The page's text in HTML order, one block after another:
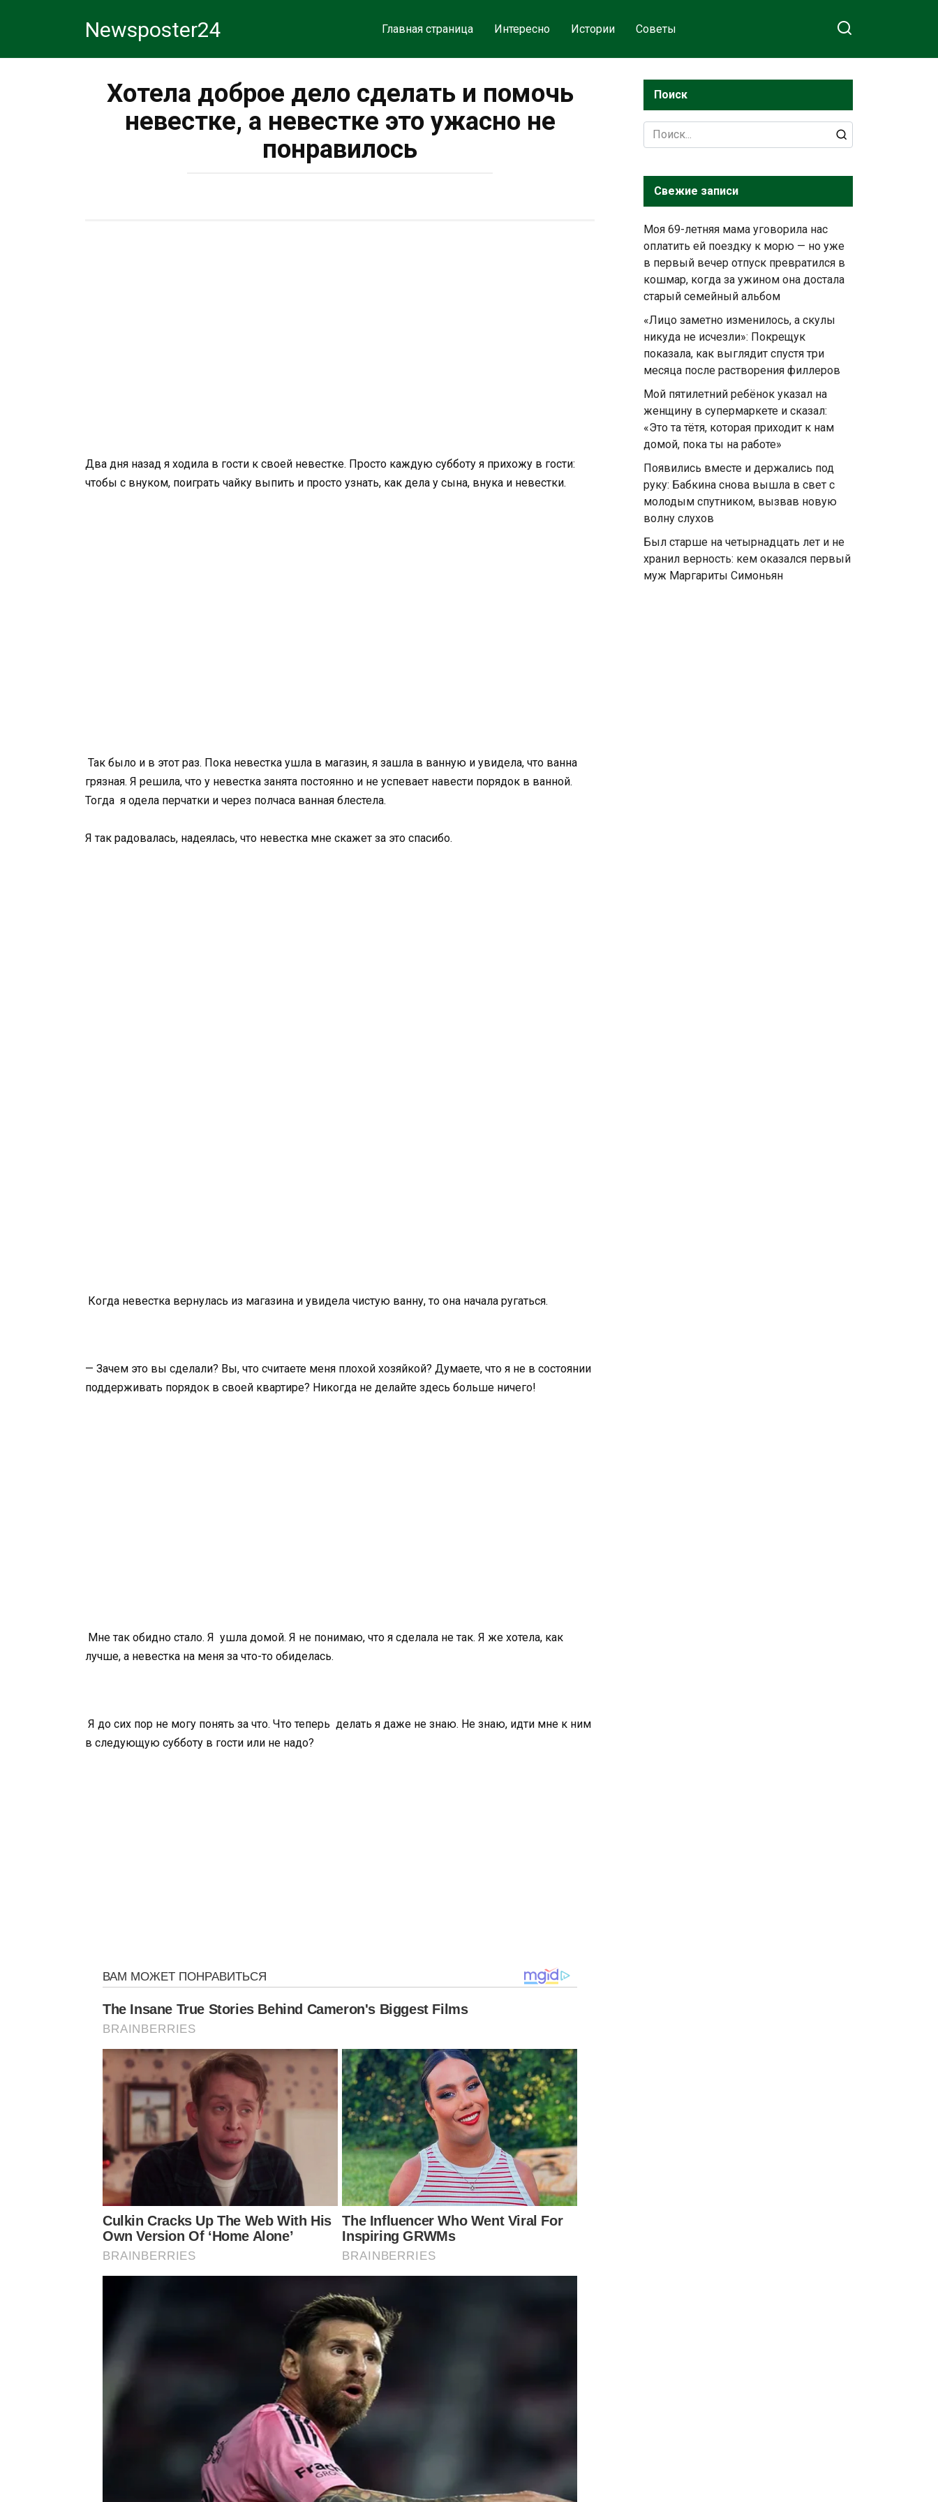
Newsposter24 Главная страница Интересно Истории Советы
Хотела доброе дело сделать и помочь
невестке, а невестке это ужасно не
понравилось
Два дня назад я ходила в гости к своей невестке. Просто каждую субботу я прихожу в гости:
чтобы с внуком, поиграть чайку выпить и просто узнать, как дела у сына, внука и невестки.
Так было и в этот раз. Пока невестка ушла в магазин, я зашла в ванную и увидела, что ванна
грязная. Я решила, что у невестка занята постоянно и не успевает навести порядок в ванной.
Тогда я одела перчатки и через полчаса ванная блестела.
Я так радовалась, надеялась, что невестка мне скажет за это спасибо.
Когда невестка вернулась из магазина и увидела чистую ванну, то она начала ругаться.
— Зачем это вы сделали? Вы, что считаете меня плохой хозяйкой? Думаете, что я не в состоянии
поддерживать порядок в своей квартире? Никогда не делайте здесь больше ничего!
Мне так обидно стало. Я ушла домой. Я не понимаю, что я сделала не так. Я же хотела, как
лучше, а невестка на меня за что-то обиделась.
Я до сих пор не могу понять за что. Что теперь делать я даже не знаю. Не знаю, идти мне к ним
в следующую субботу в гости или не надо?
Поиск
Search
for:
Свежие записи
Моя 69-летняя мама уговорила нас
оплатить ей поездку к морю — но уже
в первый вечер отпуск превратился в
кошмар, когда за ужином она достала
старый семейный альбом
«Лицо заметно изменилось, а скулы
никуда не исчезли»: Покрещук
показала, как выглядит спустя три
месяца после растворения филлеров
Мой пятилетний ребёнок указал на
женщину в супермаркете и сказал:
«Это та тётя, которая приходит к нам
домой, пока ты на работе»
Появились вместе и держались под
руку: Бабкина снова вышла в свет с
молодым спутником, вызвав новую
волну слухов
Был старше на четырнадцать лет и не
хранил верность: кем оказался первый
муж Маргариты Симоньян